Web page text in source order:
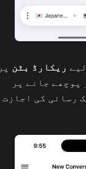
ریکارڈ بٹن پر
پوچھے جانے پر
رسائی کی اجازت